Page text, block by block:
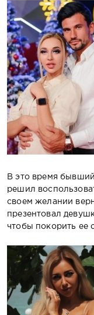
В это время
решил
своем желании
презентовал
чтобы покорить ее